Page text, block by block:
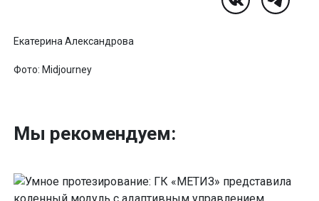
Екатерина Александрова
Фото: Midjourney
Мы рекомендуем: